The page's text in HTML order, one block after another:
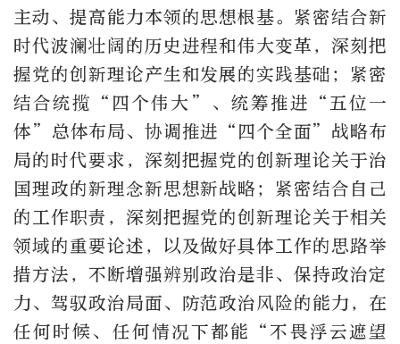
主动、提高能力本领的思想根基。紧密结合新
时代波澜壮阔的历史进程和伟大变革，深刻把
握党的创新理论产生和发展的实践基础；紧密
结合统揽“四个伟大”、统筹推进“五位一
体”总体布局、协调推进“四个全面”战略布
局的时代要求，深刻把握党的创新理论关于治
国理政的新理念新思想新战略；紧密结合自己
的工作职责，深刻把握党的创新理论关于相关
领域的重要论述，以及做好具体工作的思路举
措方法，不断增强辨别政治是非、保持政治定
力、驾驭政治局面、防范政治风险的能力，在
任何时候、任何情况下都能“不畏浮云遮望